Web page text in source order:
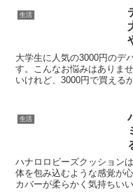
生活
大学生に人気の3000円のデ
す。こんなお悩みはありま
いけれど、3000円で買える
生活
ハナロロビーズクッション
体を包み込むような感覚が
カバーが柔らかく気持ちい